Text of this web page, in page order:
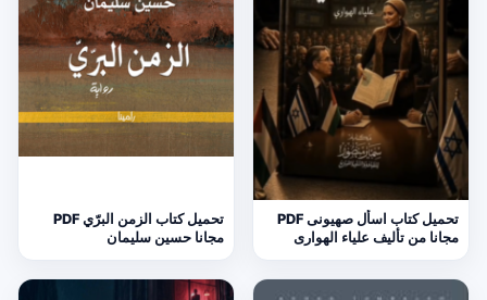
تحميل كتاب اسأل صهيونى PDF
مجانا من تأليف علياء الهوارى
تحميل كتاب الزمن البرّي PDF
مجانا حسين سليمان